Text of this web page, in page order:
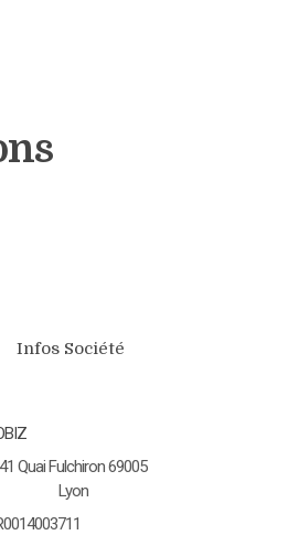
Infos Société
41 Quai Fulchiron 69005
Lyon